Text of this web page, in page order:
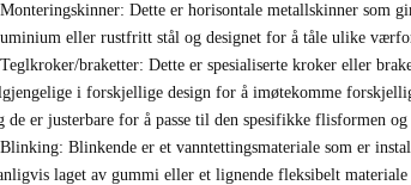
Dette er horisontale metallskinner som
eller rustfritt stål og designet for å tåle ulike
braketter: Dette er spesialiserte kroker eller
i forskjellige design for å imøtekomme
de er justerbare for å passe til den spesifikke flisformen og
Blinkende er et vanntettingsmateriale som er
laget av gummi eller et lignende fleksibelt